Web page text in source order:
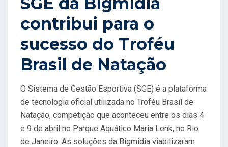
O
N
contribui para o
sucesso do Troféu
Brasil de Natação
O Sistema de Gestão Esportiva (SGE) é a plataforma
de tecnologia oficial utilizada no Troféu Brasil de
Natação, competição que aconteceu entre os dias 4
e 9 de abril no Parque Aquático Maria Lenk, no Rio
de Janeiro. As soluções da Bigmidia viabilizaram